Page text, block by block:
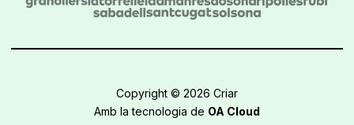
Copyright © 2026 Criar
Amb la tecnologia de OA Cloud